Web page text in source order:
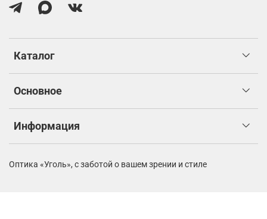
Каталог
Основное
Информация
Оптика «Уголь», с заботой о вашем зрении и стиле